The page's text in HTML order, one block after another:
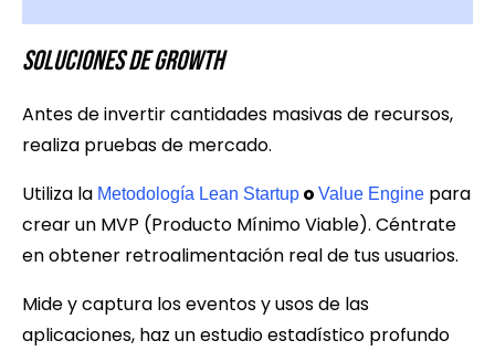
Soluciones de Growth
Antes de invertir cantidades masivas de recursos,
realiza pruebas de mercado.
Utiliza la Metodología Lean Startup o Value Engine para
crear un MVP (Producto Mínimo Viable). Céntrate
en obtener retroalimentación real de tus usuarios.
Mide y captura los eventos y usos de las
aplicaciones, haz un estudio estadístico profundo